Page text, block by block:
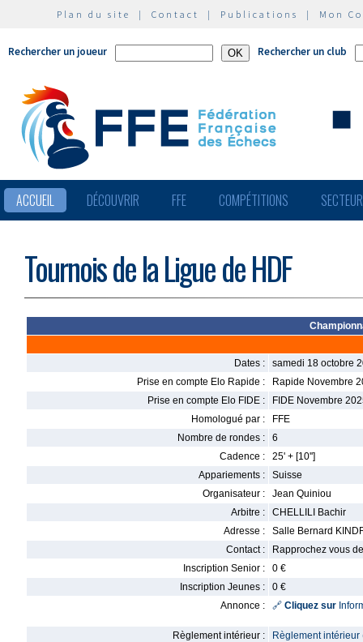
Plan du site | Contact | Publications | Mon
Rechercher un joueur Rechercher un club
ACCUEIL DÉCOUVRIR FFE COMPÉTITIONS
Tournois de la Ligue de HDF
Dates :
samedi 18 octobre
Prise en compte Elo Rapide :
Rapide Novembre
Prise en compte Elo FIDE :
FIDE Novembre
Homologué par :
FFE
Nombre de rondes :
6
Cadence :
25' + [10'']
Appariements :
Suisse
Organisateur :
Jean Quiniou
Arbitre :
CHELLILI Bachir
Adresse :
Salle Bernard
Contact :
Rapprochez vous
Inscription Senior :
0 €
Inscription Jeunes :
0 €
Annonce :
🔗 Cliquez sur
Règlement intérieur : Règlement intérieur